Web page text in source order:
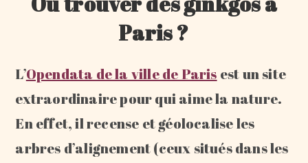
Paris ?
L’Opendata de la ville de Paris est un site
extraordinaire pour qui aime la nature.
En effet, il recense et géolocalise les
arbres d’alignement (ceux situés dans les